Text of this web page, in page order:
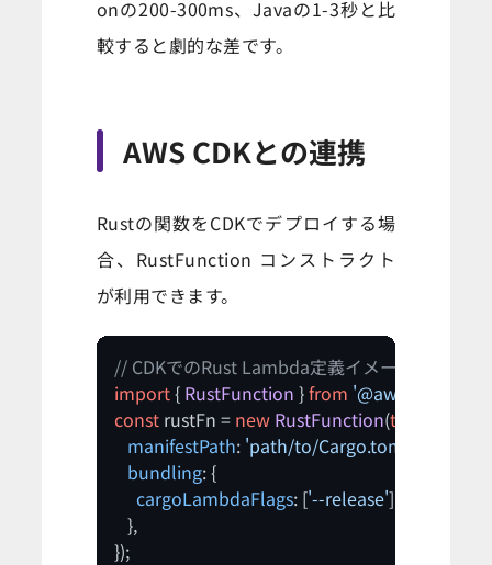
onの200-300ms、Javaの1-3秒と比
較すると劇的な差です。
AWS CDKとの連携
Rustの関数をCDKでデプロイする場
合、RustFunction コンストラクト
が利用できます。
// CDKでのRust Lambda定義イメージ
import { RustFunction } from '@aws-cdk/
const rustFn = new RustFunction(this
manifestPath: 'path/to/Cargo.toml'
bundling: {
cargoLambdaFlags: ['--release'],
   },
});